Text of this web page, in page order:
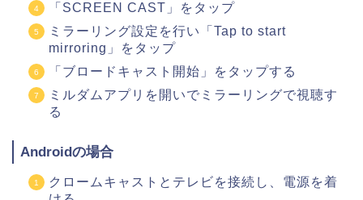
「SCREEN CAST」をタップ
ミラーリング設定を行い「Tap to start
mirroring」をタップ
「ブロードキャスト開始」をタップする
ミルダムアプリを開いでミラーリングで視聴す
る
Androidの場合
クロームキャストとテレビを接続し、電源を着